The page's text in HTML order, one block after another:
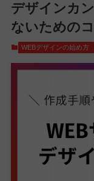
デザインカ
ないための
WEBデザインの始め方